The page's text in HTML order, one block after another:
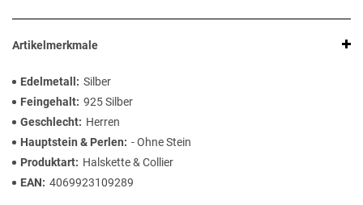
Artikelmerkmale
Edelmetall
Silber
Feingehalt 925 Silber
Geschlecht
Herren
Hauptstein & Perlen
- Ohne Stein
Produktart
Halskette & Collier
EAN
4069923109289